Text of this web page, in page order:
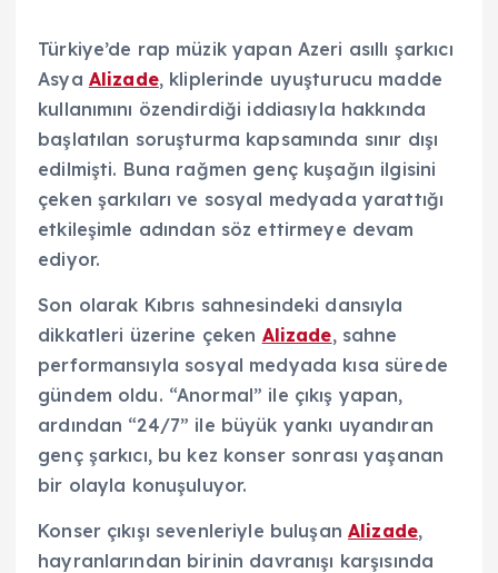
Türkiye’de rap müzik yapan Azeri asıllı şarkıcı
Asya Alizade, kliplerinde uyuşturucu madde
kullanımını özendirdiği iddiasıyla hakkında
başlatılan soruşturma kapsamında sınır dışı
edilmişti. Buna rağmen genç kuşağın ilgisini
çeken şarkıları ve sosyal medyada yarattığı
etkileşimle adından söz ettirmeye devam
ediyor.
Son olarak Kıbrıs sahnesindeki dansıyla
dikkatleri üzerine çeken Alizade, sahne
performansıyla sosyal medyada kısa sürede
gündem oldu. “Anormal” ile çıkış yapan,
ardından “24/7” ile büyük yankı uyandıran
genç şarkıcı, bu kez konser sonrası yaşanan
bir olayla konuşuluyor.
Konser çıkışı sevenleriyle buluşanAlizade,
hayranlarından birinin davranışı karşısında